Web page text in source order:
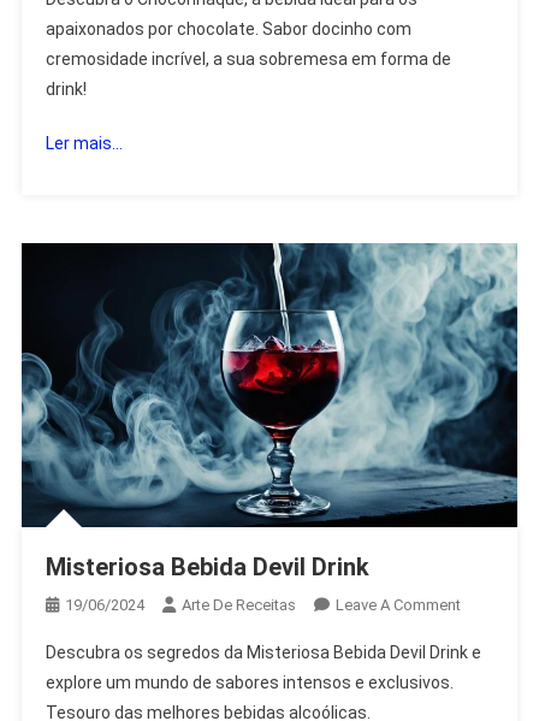
apaixonados por chocolate. Sabor docinho com
cremosidade incrível, a sua sobremesa em forma de
drink!
Ler mais...
Misteriosa Bebida Devil Drink
19/06/2024 Arte De Receitas Leave A CommentOn
Bebida
Descubra os segredos da Misteriosa Bebida Devil Drink e
explore um mundo de sabores intensos e exclusivos.
Tesouro das melhores bebidas alcoólicas.